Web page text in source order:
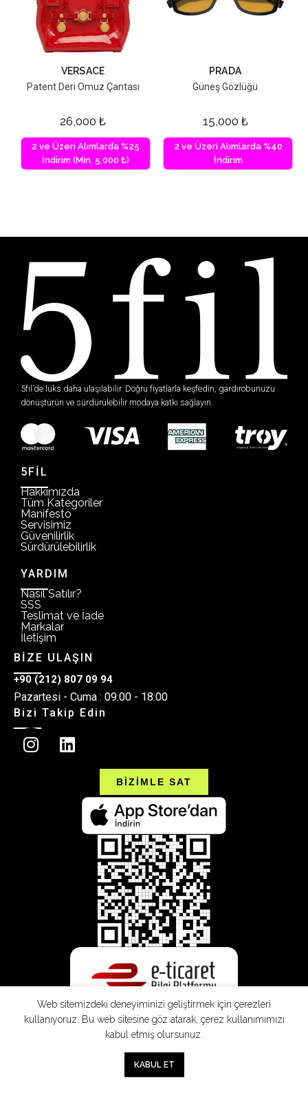
VERSACE
Patent Deri Omuz Çantası
26,000 ₺
2 ve Üzeri Alımlarda %25
İndirim (Min. 5,000 ₺)
PRADA
Güneş Gözlüğü
15,000 ₺
2 ve Üzeri Alımlarda %40
İndirim
5fil’de lüks daha ulaşılabilir. Doğru fiyatlarla keşfedin, gardırobunuzu
dönüştürün ve sürdürülebilir modaya katkı sağlayın.
5FİL
Hakkımızda
Tüm Kategoriler
Manifesto
Servisimiz
Güvenilirlik
Sürdürülebilirlik
YARDIM
Nasıl Satılır?
SSS
Teslimat ve İade
Markalar
İletişim
BİZE ULAŞIN
+90 (212) 807 09 94
Pazartesi - Cuma : 09:00 - 18:00
Bizi Takip Edin
BİZİMLE SAT
Web sitemizdeki deneyiminizi geliştirmek için çerezleri
kullanıyoruz. Bu web sitesine göz atarak, çerez kullanımımızı
kabul etmiş olursunuz.
KABUL ET
Sepet